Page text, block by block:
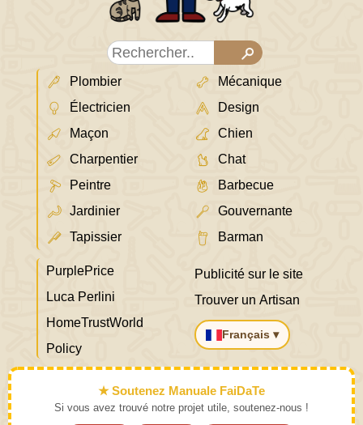
Plombier
Électricien
Maçon
Charpentier
Peintre
Jardinier
Tapissier
Mécanique
Design
Chien
Chat
Barbecue
Gouvernante
Barman
PurplePrice
Luca Perlini
HomeTrustWorld
Policy
Publicité sur le site
Trouver un Artisan
Français ▾
★ Soutenez Manuale FaiDaTe
Si vous avez trouvé notre projet utile, soutenez-nous !